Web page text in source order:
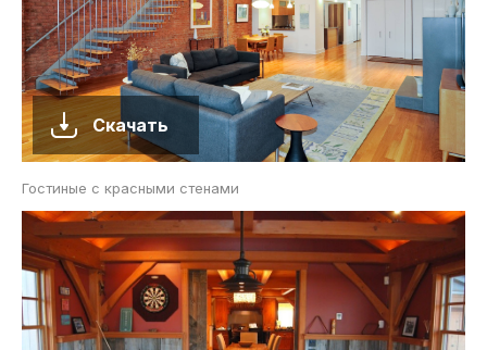
Скачать
Гостиные с красными стенами